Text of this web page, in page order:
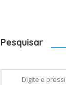
Pesquisar